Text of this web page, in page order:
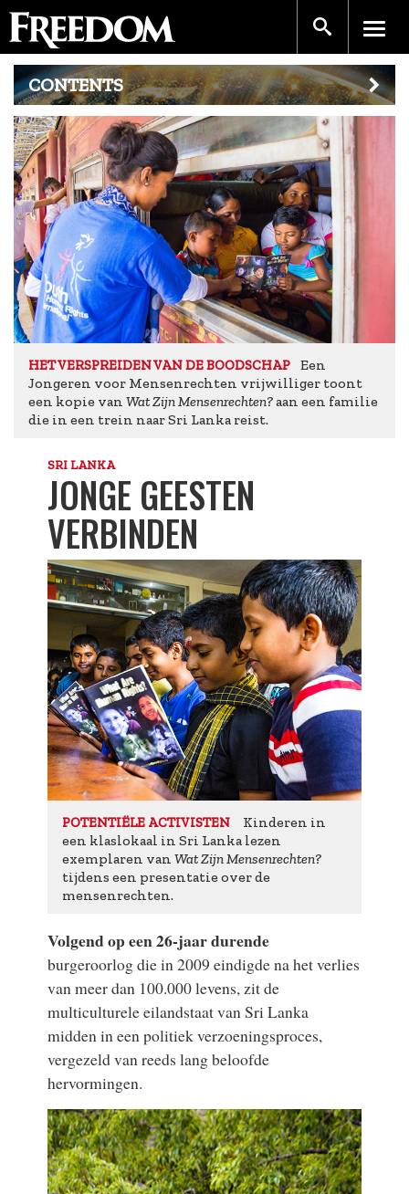
CONTENTS
HET VERSPREIDEN VAN DE BOODSCHAP
Een
Jongeren voor Mensenrechten vrijwilliger toont
een kopie van Wat Zijn Mensenrechten?aan een familie
die in een trein naar Sri Lanka reist.
SRI LANKA
JONGE GEESTEN
VERBINDEN
POTENTIËLE ACTIVISTEN
Kinderen in
een klaslokaal in Sri Lanka lezen
exemplaren vanWat Zijn Mensenrechten?
tijdens een presentatie over de
mensenrechten.
Volgend op een 26-jaar durende
burgeroorlog die in 2009 eindigde na het verlies
van meer dan 100.000 levens, zit de
multiculturele eilandstaat van Sri Lanka
midden in een politiek verzoeningsproces,
vergezeld van reeds lang beloofde
hervormingen.